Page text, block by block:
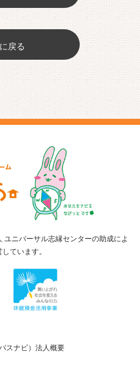
戻る
ニバーサル志縁センターの助成によ
ています。
スナビ）法人概要